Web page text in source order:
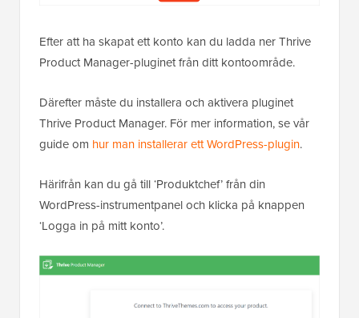
Efter att ha skapat ett konto kan du ladda ner Thrive
Product Manager-pluginet från ditt kontoområde.
Därefter måste du installera och aktivera pluginet
Thrive Product Manager. För mer information, se vår
guide om hur man installerar ett WordPress-plugin.
Härifrån kan du gå till ‘Produktchef’ från din
WordPress-instrumentpanel och klicka på knappen
‘Logga in på mitt konto’.